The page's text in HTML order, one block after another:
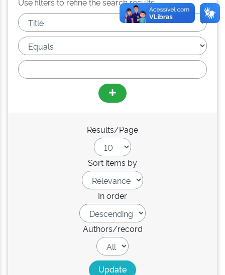
Results/Page
Sort items by
In order
Authors/record